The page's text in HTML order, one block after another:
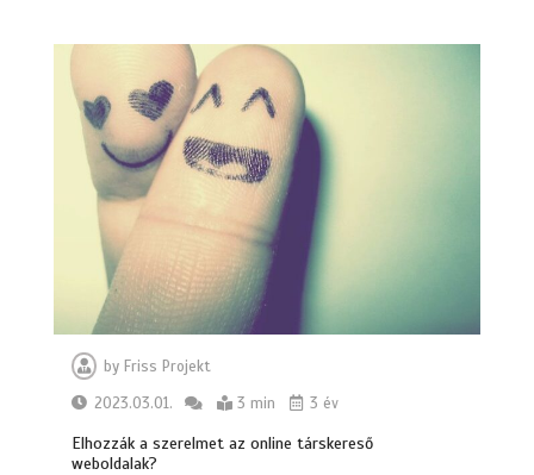
by Friss Projekt
2023.03.01.
3 min 3 év
Elhozzák a szerelmet az online társkereső
weboldalak?